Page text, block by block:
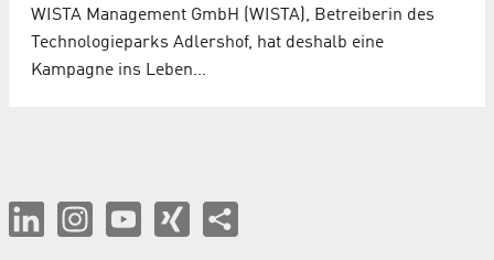
WISTA Management GmbH (WISTA), Betreiberin des
Technologieparks Adlershof, hat deshalb eine
Kampagne ins Leben…